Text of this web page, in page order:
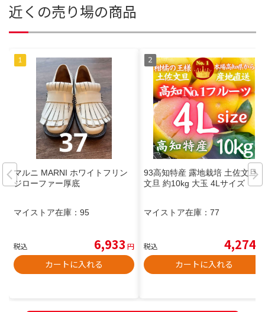
近くの売り場の商品
マルニ MARNI ホワイトフリン
ジローファー厚底
マイストア在庫： 95
税込 6,933 円
カートに入れる
93高知特産 露地栽培 土佐文旦
文旦 約10kg 大玉 4Lサイズ
マイストア在庫： 77
税込 4,274
カートに入れる